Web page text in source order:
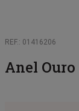
REF.: 01416206
Anel